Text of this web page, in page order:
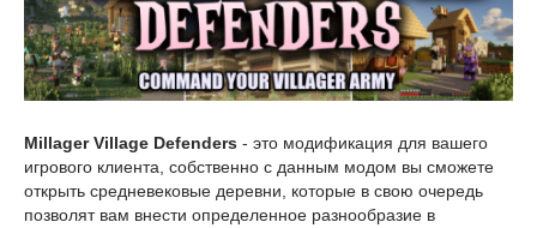
Millager Village Defenders - это модификация для вашего
игрового клиента, собственно с данным модом вы сможете
открыть средневековые деревни, которые в свою очередь
позволят вам внести определенное разнообразие в